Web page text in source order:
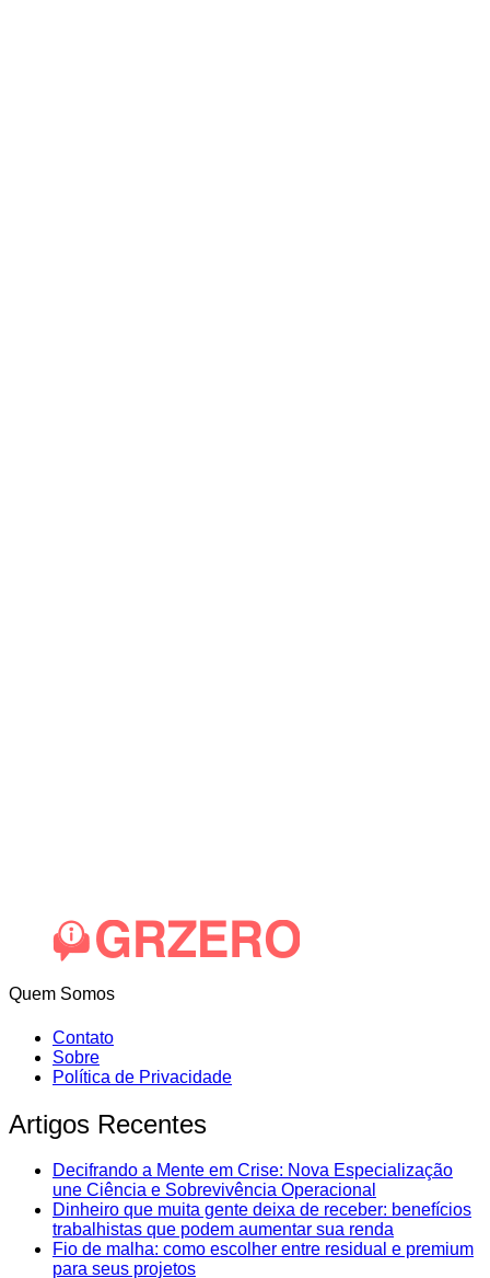
Quem Somos
Contato
Sobre
Política de Privacidade
Artigos Recentes
Decifrando a Mente em Crise: Nova Especialização
une Ciência e Sobrevivência Operacional
Dinheiro que muita gente deixa de receber: benefícios
trabalhistas que podem aumentar sua renda
Fio de malha: como escolher entre residual e premium
para seus projetos